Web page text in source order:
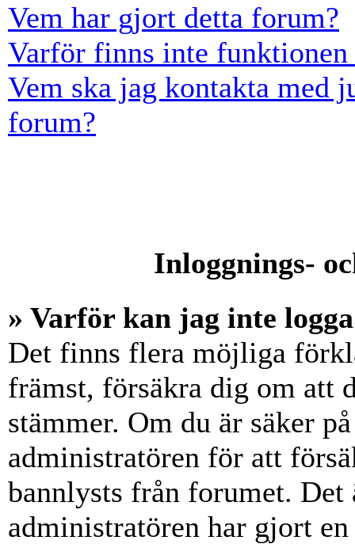
Vem har gjort detta forum?
Varför finns inte funktionen
Vem ska jag kontakta med
forum?
Inloggnings-
» Varför kan jag inte
Det finns flera möjliga
främst, försäkra dig om att
stämmer. Om du är säker
administratören för att
bannlysts från forumet.
administratören har gjort